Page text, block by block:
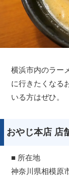
横浜市内のラー
に行きたくなる
いる方はぜひ。
おやじ本店 店
■ 所在地
神奈川県相模原